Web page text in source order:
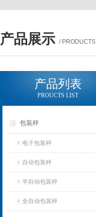
产品展示 / PRODUCTS
产品列表
PROUCTS LIST
包装秤
电子包装秤
自动包装秤
半自动包装秤
全自动包装秤